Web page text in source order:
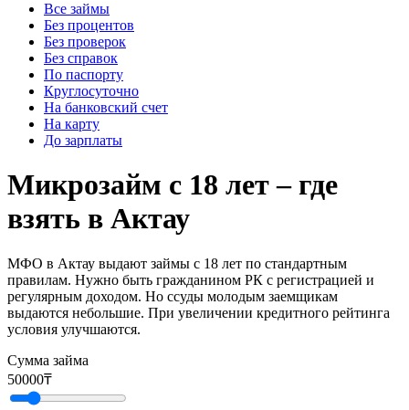
Все займы
Без процентов
Без проверок
Без справок
По паспорту
Круглосуточно
На банковский счет
На карту
До зарплаты
Микрозайм с 18 лет – где
взять в Актау
МФО в Актау выдают займы с 18 лет по стандартным
правилам. Нужно быть гражданином РК с регистрацией и
регулярным доходом. Но ссуды молодым заемщикам
выдаются небольшие. При увеличении кредитного рейтинга
условия улучшаются.
Сумма займа
50000₸